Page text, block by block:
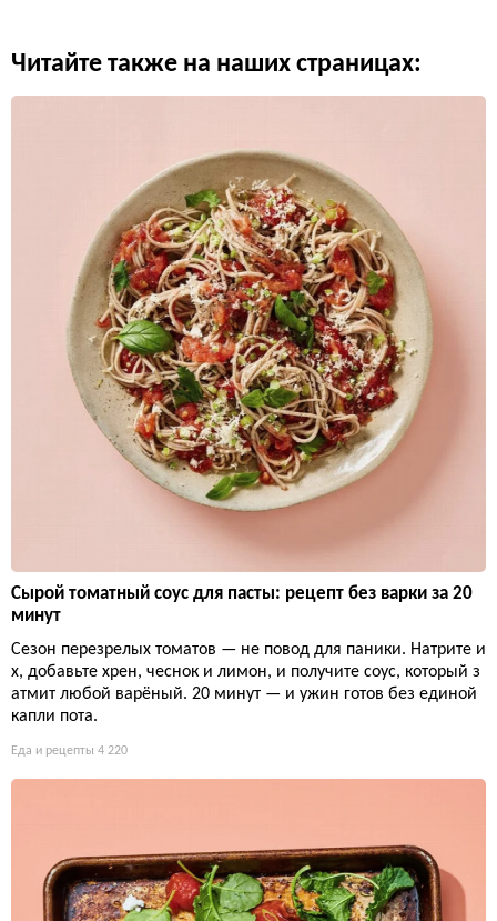
Читайте также на наших страницах:
Сырой томатный соус для пасты: рецепт без варки за 20
минут
Сезон перезрелых томатов — не повод для паники. Натрите и
х, добавьте хрен, чеснок и лимон, и получите соус, который з
атмит любой варёный. 20 минут — и ужин готов без единой
капли пота.
Еда и рецепты 4 220